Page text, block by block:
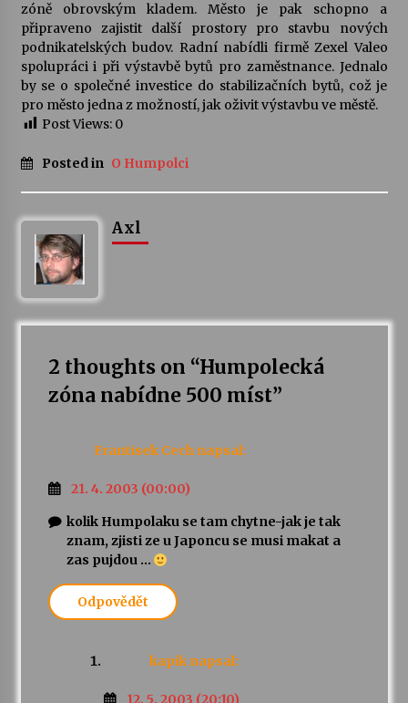
zóně obrovským kladem. Město je pak schopno a
připraveno zajistit další prostory pro stavbu nových
podnikatelských budov. Radní nabídli firmě Zexel Valeo
spolupráci i při výstavbě bytů pro zaměstnance. Jednalo
by se o společné investice do stabilizačních bytů, což je
pro město jedna z možností, jak oživit výstavbu ve městě.
Post Views: 0
Posted in O Humpolci
Axl
2 thoughts on “Humpolecká
zóna nabídne 500 míst”
Frantisek Cech napsal:
21. 4. 2003 (00:00)
kolik Humpolaku se tam chytne-jak je tak
znam, zjisti ze u Japoncu se musi makat a
zas pujdou …
Odpovědět
kapik napsal:
12. 5. 2003 (20:10)